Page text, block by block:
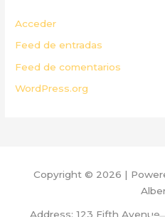
Acceder
Feed de entradas
Feed de comentarios
WordPress.org
Copyright © 2026 |
Address: 123 Fifth Avenue,